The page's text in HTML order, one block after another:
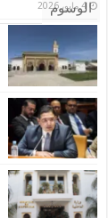
الوسوم
4 مايو، 2026